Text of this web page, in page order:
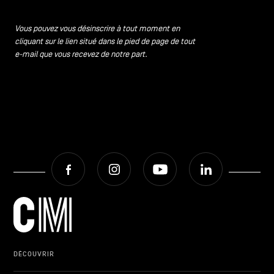
Vous pouvez vous désinscrire à tout moment en
cliquant sur le lien situé dans le pied de page de tout
e-mail que vous recevez de notre part.
Facebook Instagram Youtube
DÉCOUVRIR